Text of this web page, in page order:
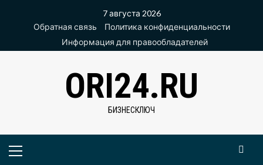
содержимому
7 августа 2026
Обратная связь
Политика конфиденциальности
Информация для правообладателей
ORI24.RU
БИЗНЕСКЛЮЧ
Основное